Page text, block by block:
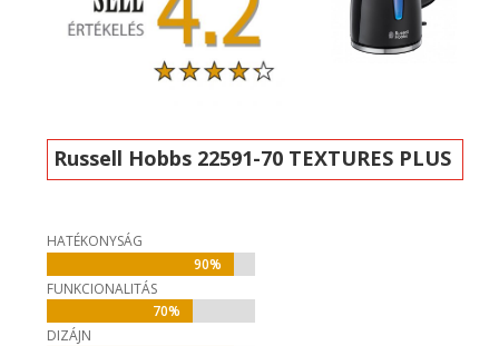
Russell Hobbs 22591-70 TEXTURES PLUS
HATÉKONYSÁG
90%
90%
FUNKCIONALITÁS
70%
70%
DIZÁJN